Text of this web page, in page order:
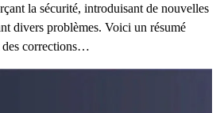
la sécurité, introduisant de nouvelles
divers problèmes. Voici un résumé
des corrections…